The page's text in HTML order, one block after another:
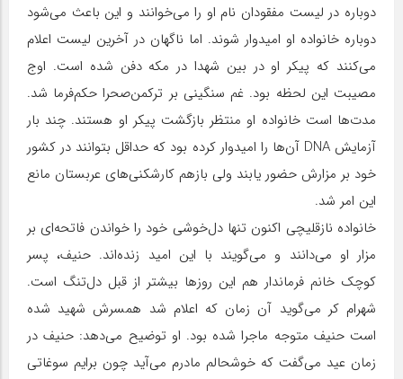
دوباره در لیست مفقودان نام او را می‌خوانند و این باعث می‌شود
دوباره خانواده او امیدوار شوند. اما ناگهان در آخرین لیست اعلام
می‌کنند که پیکر او در بین شهدا در مکه دفن شده است. اوج
مصیبت این لحظه بود. غم سنگینی بر ترکمن‌صحرا حکم‌فرما شد.
مدت‌ها است خانواده او منتظر بازگشت پیکر او هستند. چند بار
آزمایش DNA آن‌ها را امیدوار کرده بود که حداقل بتوانند در کشور
خود بر مزارش حضور یابند ولی بازهم کارشکنی‌های عربستان مانع
این امر شد.
خانواده نازقلیچی اکنون تنها دل‌خوشی خود را خواندن فاتحه‌ای بر
مزار او می‌دانند و می‌گویند با این امید زنده‌اند. حنیف، پسر
کوچک خانم فرماندار هم این روزها بیشتر از قبل دل‌تنگ است.
شهرام کر می‌گوید آن زمان که اعلام شد همسرش شهید شده
است حنیف متوجه ماجرا شده بود. او توضیح می‌دهد: حنیف در
زمان عید می‌گفت که خوشحالم مادرم می‌آید چون برایم سوغاتی